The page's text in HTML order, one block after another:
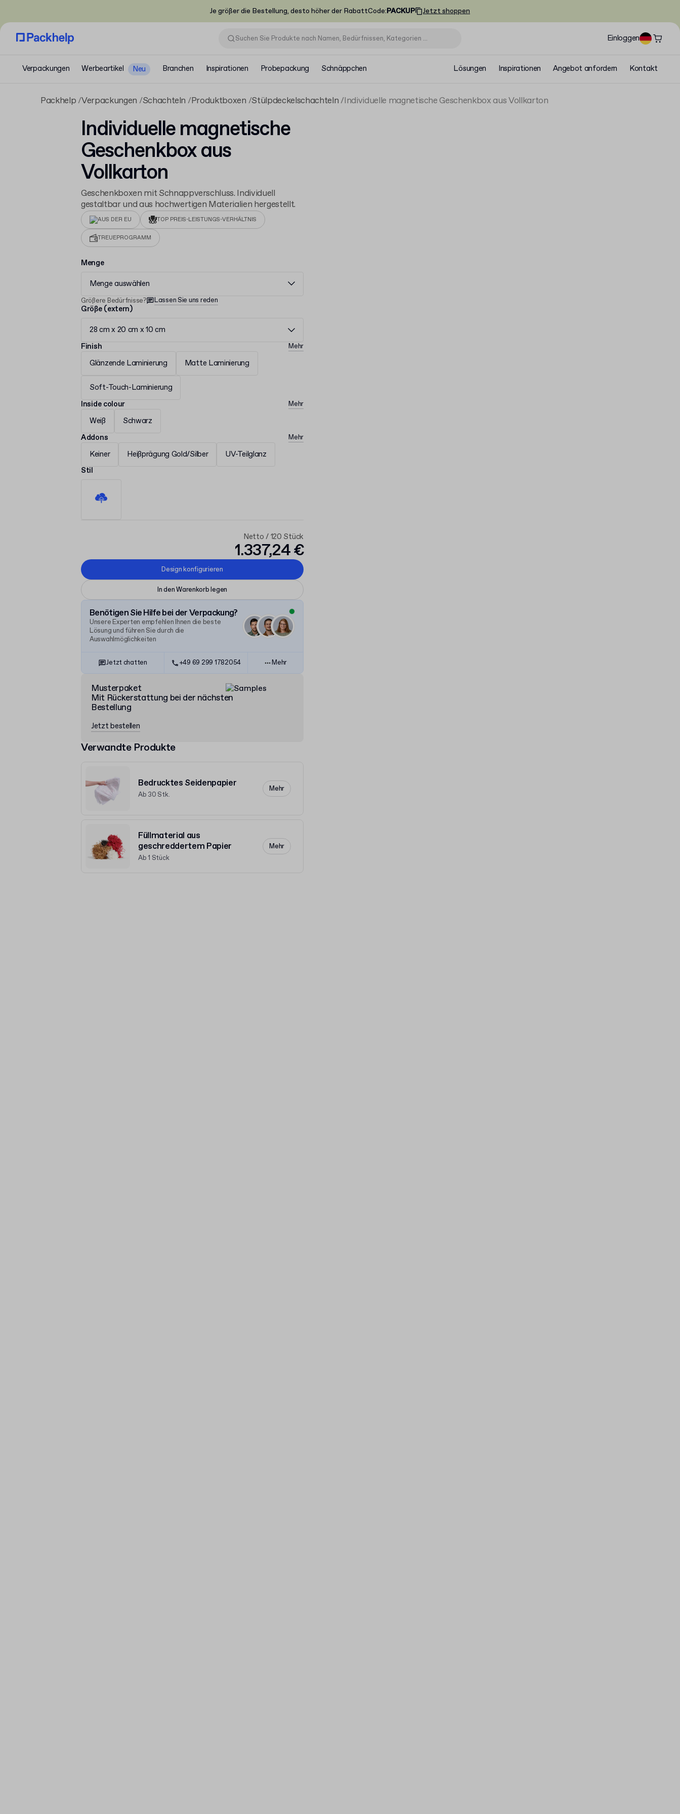
Je größer die Bestellung, desto höher der RabattCode:PACKUP Jetzt shoppen
Einloggen
Verpackungen Werbeartikel Neu Branchen Inspirationen Probepackung Schnäppchen Lösungen Inspirationen Angebot anfordern Kontakt
Packhelp Verpackungen Schachteln Produktboxen Stülpdeckelschachteln Individuelle magnetische Geschenkbox aus Vollkarton
Individuelle magnetische
Geschenkbox aus
Vollkarton
Geschenkboxen mit Schnappverschluss. Individuell
gestaltbar und aus hochwertigen Materialien hergestellt.
AUS DER EU TOP PREIS-LEISTUNGS-VERHÄLTNIS
TREUEPROGRAMM
Menge
Menge auswählen
Größere Bedürfnisse? Lassen Sie uns reden
Größe (extern)
28 cm x 20 cm x 10 cm
Finish
Mehr
Glänzende Laminierung Matte Laminierung
Soft-Touch-Laminierung
Inside colour
Mehr
Weiß
Schwarz
Addons
Mehr
Keiner Heißprägung Gold/Silber
UV-Teilglanz
Stil
Netto / 120 Stück
1.337,24 €
Design konfigurieren
In den Warenkorb legen
Benötigen Sie Hilfe bei der Verpackung?
Unsere Experten empfehlen Ihnen die beste
Lösung und führen Sie durch die
Auswahlmöglichkeiten
Jetzt chatten +49 69 299 1782054 Mehr
Musterpaket
Mit Rückerstattung bei der nächsten
Bestellung
Jetzt bestellen
Verwandte Produkte
Bedrucktes Seidenpapier
Ab 30 Stk.
Mehr
Füllmaterial aus
geschreddertem Papier
Ab 1 Stück
Mehr